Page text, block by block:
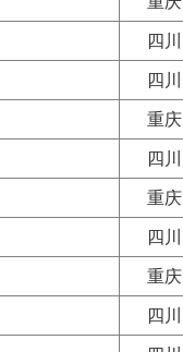
四川
四川
重庆
四川
重庆
四川
重庆
四川